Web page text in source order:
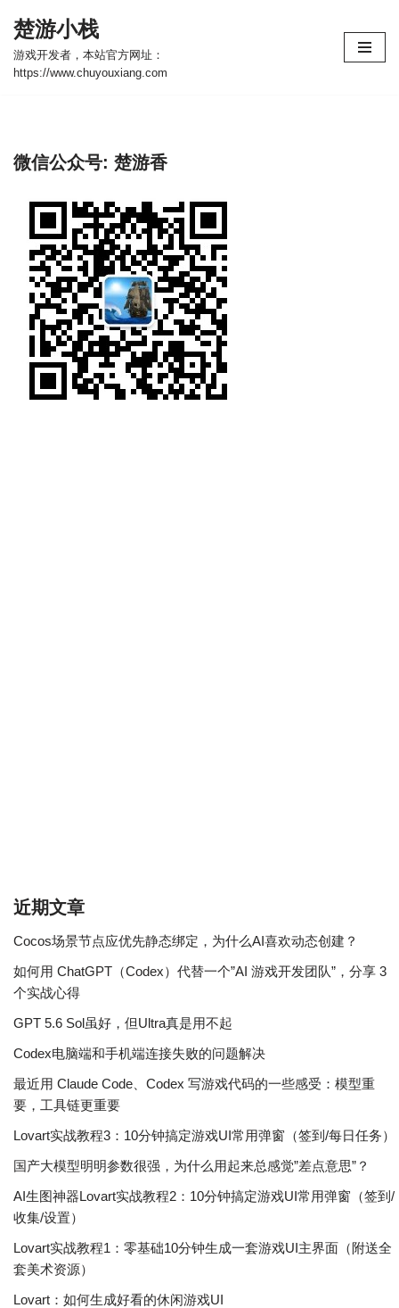
跳
至
楚游小栈
游戏开发者，本站官方网址：
https://www.chuyouxiang.com
微信公众号: 楚游香
近期文章
Cocos场景节点应优先静态绑定，为什么AI喜欢动态创建？
如何用 ChatGPT（Codex）代替一个”AI 游戏开发团队”，分享 3
个实战心得
GPT 5.6 Sol虽好，但Ultra真是用不起
Codex电脑端和手机端连接失败的问题解决
最近用 Claude Code、Codex 写游戏代码的一些感受：模型重
要，工具链更重要
Lovart实战教程3：10分钟搞定游戏UI常用弹窗（签到/每日任务）
国产大模型明明参数很强，为什么用起来总感觉”差点意思”？
AI生图神器Lovart实战教程2：10分钟搞定游戏UI常用弹窗（签到/
收集/设置）
Lovart实战教程1：零基础10分钟生成一套游戏UI主界面（附送全
套美术资源）
Lovart：如何生成好看的休闲游戏UI